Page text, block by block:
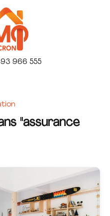
966 555
"assurance